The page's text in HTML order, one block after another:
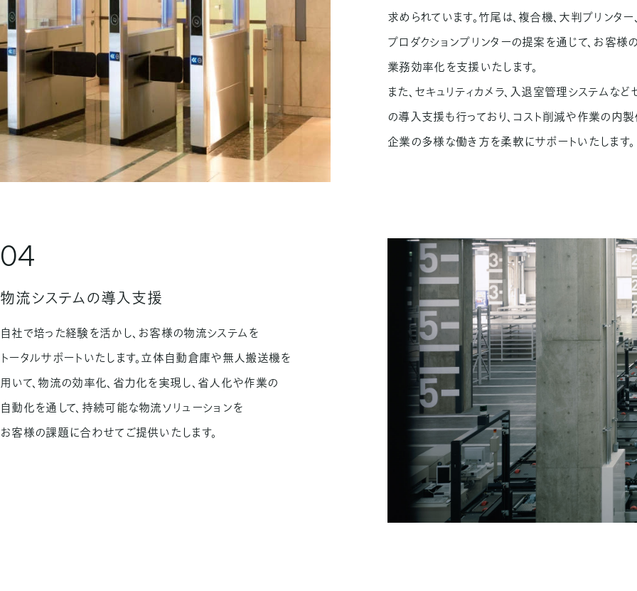
求められています。竹尾は、複合機、大判プリンター、
プロダクションプリンターの提案を通じて、お客様の
業務効率化を支援いたします。
また、セキュリティカメラ、入退室管理システムなど
の導入支援も行っており、コスト削減や作業の内製
企業の多様な働き方を柔軟にサポートいたします。
04
物流システムの導入支援
自社で培った経験を活かし、お客様の物流システムを
トータルサポートいたします。立体自動倉庫や無人搬送機を
用いて、物流の効率化、省力化を実現し、省人化や作業の
自動化を通して、持続可能な物流ソリューションを
お客様の課題に合わせてご提供いたします。